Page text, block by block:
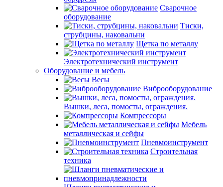
Сварочное
оборудование
Тиски,
струбцины, наковальни
Щетка по металлу
Электротехнический инструмент
Оборудование и мебель
Весы
Виброоборудование
Вышки, леса, помосты, ограждения.
Компрессоры
Мебель
металлическая и сейфы
Пневмоинструмент
Строительная
техника